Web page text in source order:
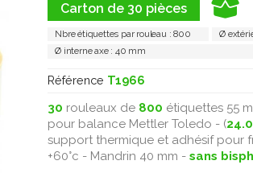
Carton de 30 pièces
Nbre étiquettes par rouleau : 800
Ø
Ø interne axe : 40 mm
Référence T1966
30 rouleaux de 800 étiquettes 55
pour balance Mettler Toledo - (
support thermique et adhésif pour
+60°c - Mandrin 40 mm - sans